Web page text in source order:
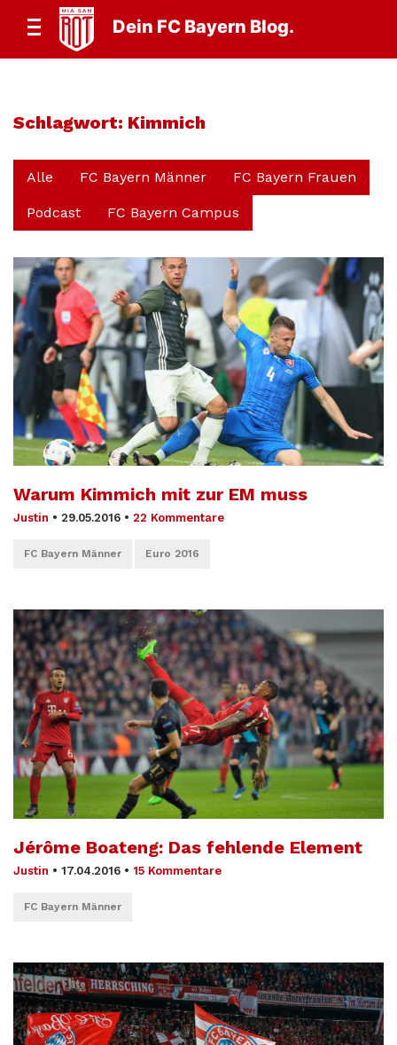
Dein FC Bayern Blog.
Schlagwort: Kimmich
Alle FC Bayern Männer FC Bayern Frauen
Podcast FC Bayern Campus
Warum Kimmich mit zur EM muss
Justin • 29.05.2016 • 22 Kommentare
FC Bayern Männer Euro 2016
Jérôme Boateng: Das fehlende Element
Justin • 17.04.2016 • 15 Kommentare
FC Bayern Männer